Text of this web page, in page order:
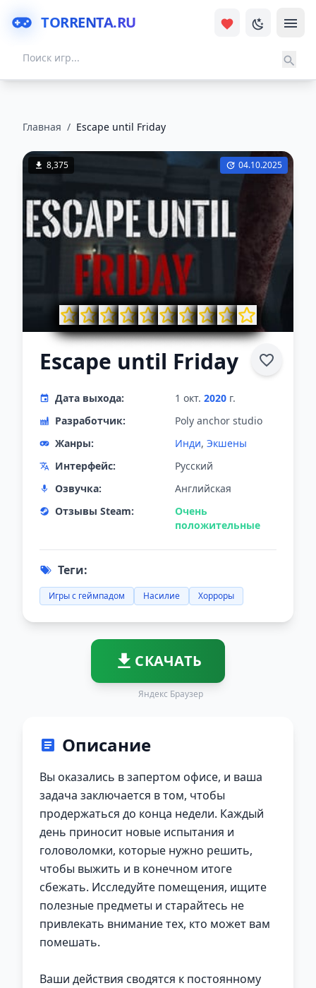
TORRENTA.RU
Главная / Escape until Friday
8,375 04.10.2025
Escape until Friday
Дата выхода: 1 окт. 2020 г.
Разработчик:
Poly anchor studio
Жанры:
Инди, Экшены
Интерфейс:
Русский
Озвучка:
Английская
Отзывы Steam:
Очень
положительные
Теги:
Игры с геймпадом Насилие Хорроры
СКАЧАТЬ
Яндекс Браузер
Описание
Вы оказались в запертом офисе, и ваша
задача заключается в том, чтобы
продержаться до конца недели. Каждый
день приносит новые испытания и
головоломки, которые нужно решить,
чтобы выжить и в конечном итоге
сбежать. Исследуйте помещения, ищите
полезные предметы и старайтесь не
привлекать внимание тех, кто может вам
помешать.
Ваши действия сводятся к постоянному